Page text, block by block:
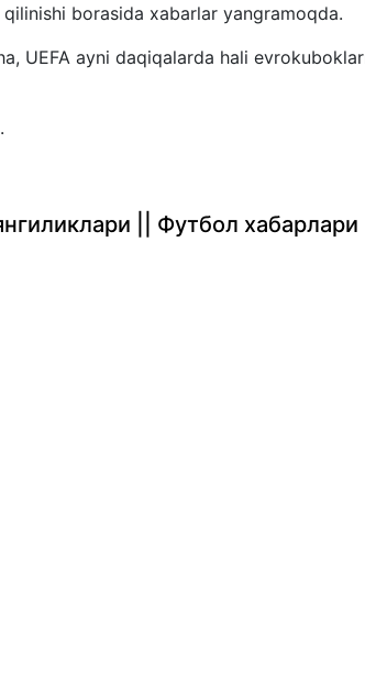
borasida xabarlar yangramoqda.
UEFA ayni daqiqalarda hali
|| Футбол хабарлари